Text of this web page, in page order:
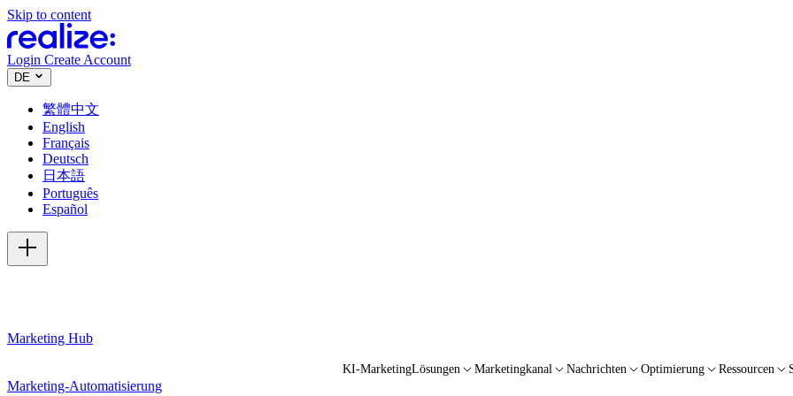
Skip to content
Login Create Account
DE
繁體中文
English
Français
Deutsch
日本語
Português
Español
Marketing Hub
KI-MarketingLösungen Marketingkanal Nachrichten Optimierung Ressourcen
Marketing-Automatisierung